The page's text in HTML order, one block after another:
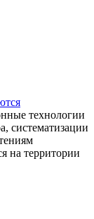
технологии
систематизации
на территории